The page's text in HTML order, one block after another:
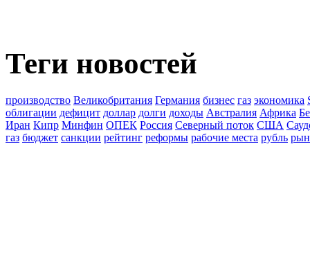
Теги новостей
производство Великобритания Германия бизнес газ экономика
облигации дефицит доллар долги доходы Австралия Африка
Иран Кипр Минфин ОПЕК Россия Северный поток США
газ бюджет санкции рейтинг реформы рабочие места рубль